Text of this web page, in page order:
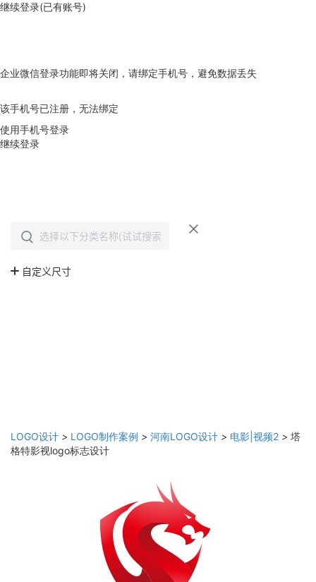
继续登录(已有账号)
企业微信登录功能即将关闭，请绑定手机号，避免数据丢失
该手机号已注册，无法绑定
使用手机号登录
继续登录
LOGO设计 > LOGO制作案例 > 河南LOGO设计 > 电影|视频2 > 塔
格特影视logo标志设计